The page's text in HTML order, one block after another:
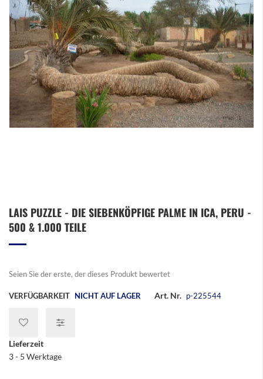
Anfang
der
LAIS PUZZLE - DIE SIEBENKÖPFIGE PALME IN ICA, PERU -
500 & 1.000 TEILE
Seien Sie der erste, der dieses Produkt bewertet
VERFÜGBARKEIT NICHT AUF LAGER Art. Nr. p-225544
Lieferzeit
3 - 5 Werktage